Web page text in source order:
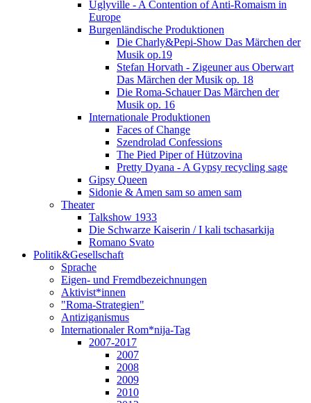
Uglyville - A Contention of Anti-Romaism in
Europe
Burgenländische Produktionen
Die Charly&Pepi-Show Das Märchen der
Musik op.19
Stefan Horvath - Zigeuner aus Oberwart
Das Märchen der Musik op. 18
Die Roma-Schauer Das Märchen der
Musik op. 16
Internationale Produktionen
Faces of Change
Szendrolad Confessions
The Pied Piper of Hützovina
Pretty Dyana - A Gypsy recycling sage
Gipsy Queen
Sidonie & Amen sam so amen sam
Theater
Talkshow 1933
Die Schwarze Kaiserin / I kali tschasarkija
Romano Svato
Politik&Gesellschaft
Sprache
Eigen- und Fremdbezeichnungen
Aktivist*innen
"Roma-Strategien"
Antiziganismus
Internationaler Rom*nija-Tag
2007-2017
2007
2008
2009
2010